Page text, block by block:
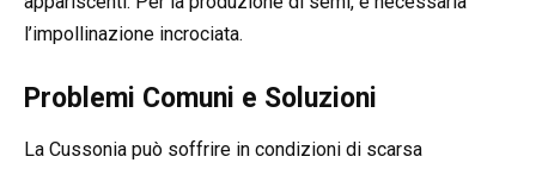
l’impollinazione incrociata.
Problemi Comuni e Soluzioni
La Cussonia può soffrire in condizioni di scarsa